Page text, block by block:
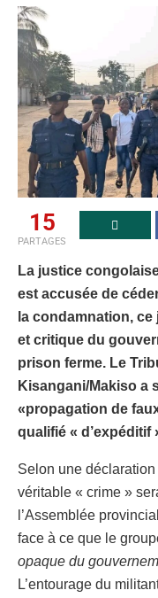
15
PARTAGES
La justice
est accusée de
la condamnation,
et critique du
prison ferme. Le
Kisangani/Makiso a
«propagation de
qualifié « d’expéditif
Selon une
véritable « crime »
l’Assemblée
face à ce que le
opaque du
L’entourage du